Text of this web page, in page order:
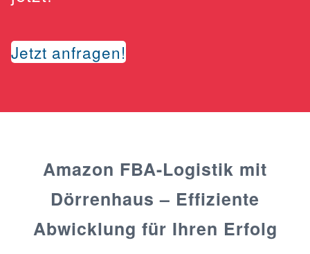
Jetzt anfragen!
Amazon FBA-Logistik mit
Dörrenhaus – Effiziente
Abwicklung für Ihren Erfolg